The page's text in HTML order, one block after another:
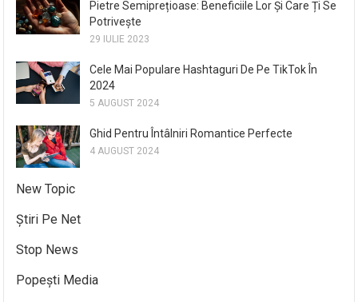
Pietre Semiprețioase: Beneficiile Lor Și Care Ți Se
Potrivește
29 IULIE 2023
Cele Mai Populare Hashtaguri De Pe TikTok În
2024
5 AUGUST 2024
Ghid Pentru Întâlniri Romantice Perfecte
4 AUGUST 2024
New Topic
Știri Pe Net
Stop News
Popești Media